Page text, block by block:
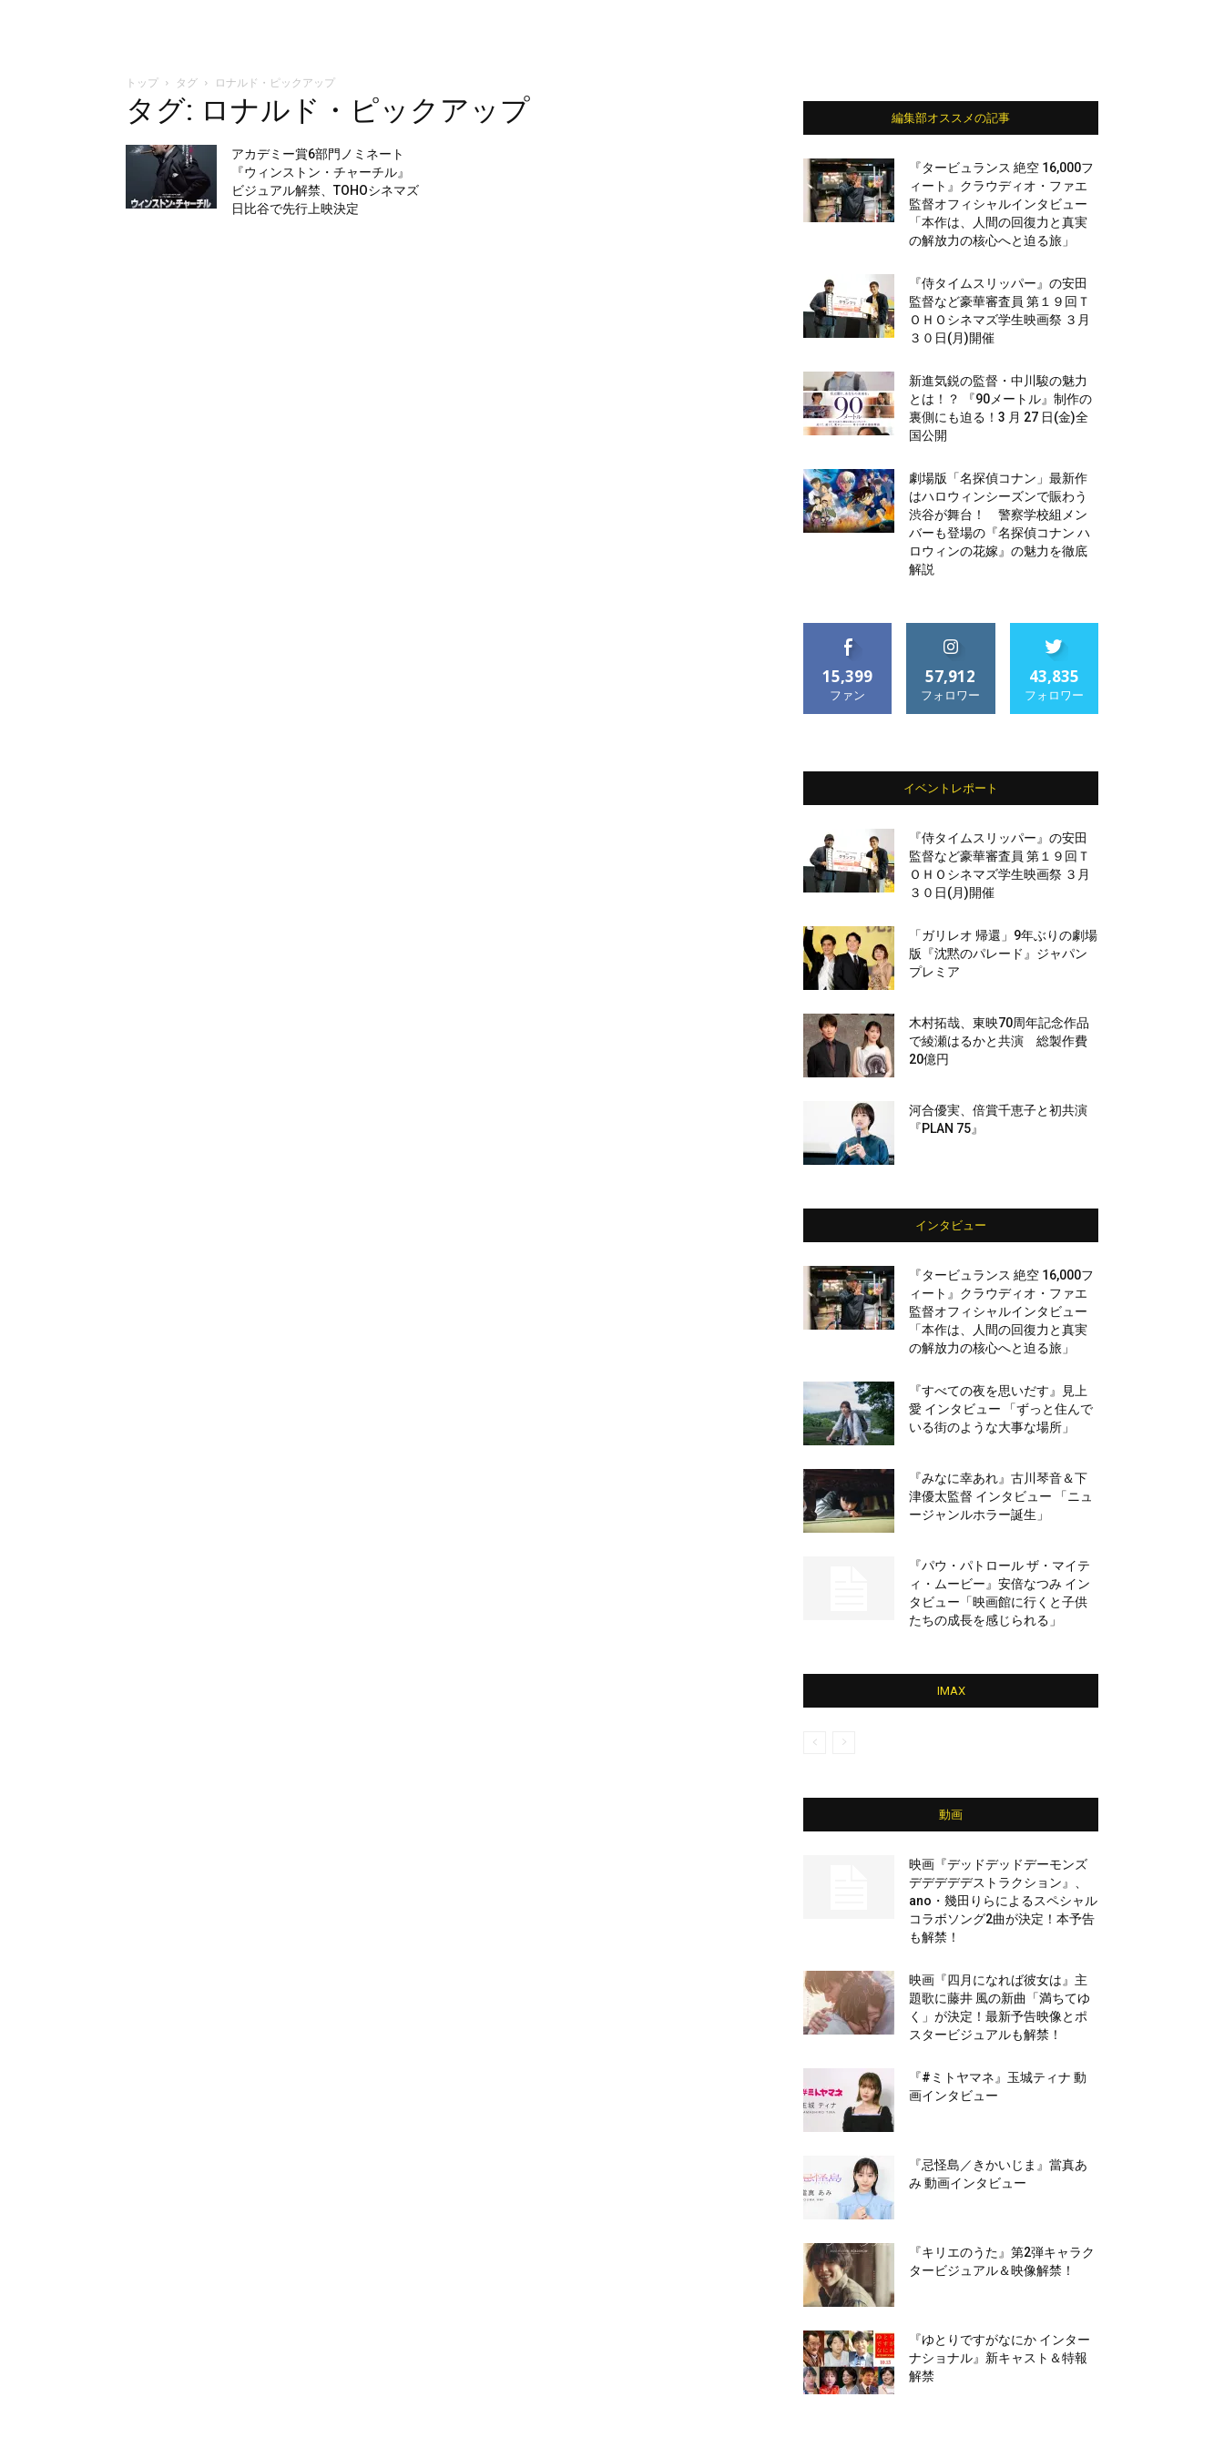
トップ タグ ロナルド・ピックアップ
タグ: ロナルド・ピックアップ
アカデミー賞6部門ノミネート
『ウィンストン・チャーチル』
ビジュアル解禁、TOHOシネマズ
日比谷で先行上映決定
編集部オススメの記事
『タービュランス 絶空 16,000フ
ィート』クラウディオ・ファエ
監督オフィシャルインタビュー
「本作は、人間の回復力と真実
の解放力の核心へと迫る旅」
『侍タイムスリッパー』の安田
監督など豪華審査員 第１９回Ｔ
ＯＨＯシネマズ学生映画祭 ３月
３０日(月)開催
新進気鋭の監督・中川駿の魅力
とは！？ 『90メートル』制作の
裏側にも迫る！3 月 27 日(金)全
国公開
劇場版「名探偵コナン」最新作
はハロウィンシーズンで賑わう
渋谷が舞台！ 警察学校組メン
バーも登場の『名探偵コナン ハ
ロウィンの花嫁』の魅力を徹底
解説
15,399
ファン
57,912
フォロワー
43,835
フォロワー
イベントレポート
『侍タイムスリッパー』の安田
監督など豪華審査員 第１９回Ｔ
ＯＨＯシネマズ学生映画祭 ３月
３０日(月)開催
「ガリレオ 帰還」9年ぶりの劇場
版『沈黙のパレード』ジャパン
プレミア
木村拓哉、東映70周年記念作品
で綾瀬はるかと共演 総製作費
20億円
河合優実、倍賞千恵子と初共演
『PLAN 75』
インタビュー
『タービュランス 絶空 16,000フ
ィート』クラウディオ・ファエ
監督オフィシャルインタビュー
「本作は、人間の回復力と真実
の解放力の核心へと迫る旅」
『すべての夜を思いだす』見上
愛 インタビュー 「ずっと住んで
いる街のような大事な場所」
『みなに幸あれ』古川琴音＆下
津優太監督 インタビュー 「ニュ
ージャンルホラー誕生」
『パウ・パトロール ザ・マイテ
ィ・ムービー』安倍なつみ イン
タビュー「映画館に行くと子供
たちの成長を感じられる」
IMAX
動画
映画『デッドデッドデーモンズ
デデデデデストラクション』、
ano・幾田りらによるスペシャル
コラボソング2曲が決定！本予告
も解禁！
映画『四月になれば彼女は』主
題歌に藤井 風の新曲「満ちてゆ
く」が決定！最新予告映像とポ
スタービジュアルも解禁！
『#ミトヤマネ』玉城ティナ 動
画インタビュー
『忌怪島／きかいじま』當真あ
み 動画インタビュー
『キリエのうた』第2弾キャラク
タービジュアル＆映像解禁！
『ゆとりですがなにか インター
ナショナル』新キャスト＆特報
解禁